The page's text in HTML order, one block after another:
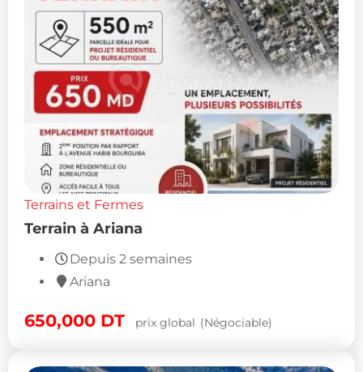
Terrains et Fermes
Terrain à Ariana
Depuis 2 semaines
Ariana
650,000 DT prix global (Négociable)